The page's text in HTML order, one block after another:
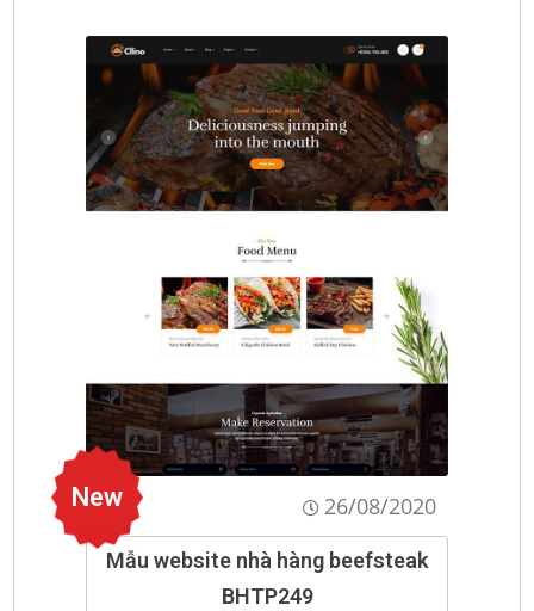
New 26/08/2020
Mẫu website nhà hàng beefsteak
BHTP249